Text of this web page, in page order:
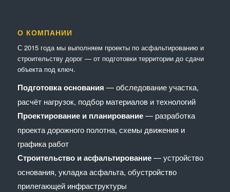
О КОМПАНИИ
С 2015 года мы выполняем проекты по асфальтированию и
строительству дорог — от подготовки территории до сдачи
объекта под ключ.
Подготовка основания — обследование участка,
расчёт нагрузок, подбор материалов и технологий
Проектирование и планирование— разработка
проекта дорожного полотна, схемы движения и
графика работ
Строительство и асфальтирование— устройство
основания, укладка асфальта, обустройство
прилегающей инфраструктуры